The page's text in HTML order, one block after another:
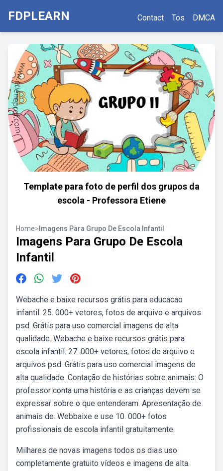
FDPLEARN Contact Tos DMCA
Template para foto de perfil dos grupos da
escola - Professora Etiene
Home> Imagens Para Grupo De Escola Infantil
Imagens Para Grupo De Escola
Infantil
Webache e baixe recursos grátis para educacao
infantil. 25. 000+ vetores, fotos de arquivo e arquivos
psd. Grátis para uso comercial imagens de alta
qualidade. Webache e baixe recursos grátis para
escola infantil. 27. 000+ vetores, fotos de arquivo e
arquivos psd. Grátis para uso comercial imagens de
alta qualidade. Contação de histórias sobre animais: O
professor conta uma história e as crianças devem se
expressar sobre o que entenderam. Apresentação de
animais de. Webbaixe e use 10. 000+ fotos
profissionais de escola infantil gratuitamente.
Milhares de novas imagens todos os dias uso
completamente gratuito vídeos e imagens de alta.